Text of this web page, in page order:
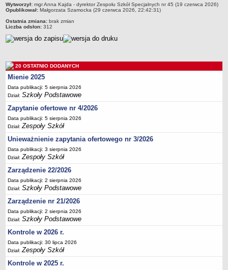
SPECJALNE OŚRODKI SZKOLNO-WYCHOWAWCZE
Specjalny Ośrodek nr 1
Specjalny Ośrodek nr 5
Statut
Majątek
Godziny dyżurów
Ogłoszenie
Zarządzenia
Kontrole
Rejestry, ewidencje, archiwa
Sprawozdania
Deklaracja dostępności
PORADNIE PSYCHOLOGICZNO-PEDAGOGICZNE
Zespół Poradni
BIURO FINANSÓW OŚWIATY
Dane podstawowe
Statut
Majątek
Godziny dyżurów
metryczka
Wytworzył: mgr Anna Kajda - dyrektor Zespołu Szkół Specjalnych nr 45 (19 czerwca 2026)
Opublikował: Małgorzata Szamocka (29 czerwca 2026, 22:42:31)
Ostatnia zmiana: brak zmian
Liczba odsłon: 312
20 OSTATNIO DODANYCH
Mienie 2025
Data publikacji: 5 sierpnia 2026
Dział:Szkoły Podstawowe
Zapytanie ofertowe nr 4/2026
Data publikacji: 5 sierpnia 2026
Dział:Zespoły Szkół
Unieważnienie zapytania ofertowego nr 3/2026
Data publikacji: 3 sierpnia 2026
Dział:Zespoły Szkół
Zarządzenie 22/2026
Data publikacji: 2 sierpnia 2026
Dział:Szkoły Podstawowe
Zarządzenie nr 21/2026
Data publikacji: 2 sierpnia 2026
Dział:Szkoły Podstawowe
Kontrole w 2026 r.
Data publikacji: 30 lipca 2026
Dział:Zespoły Szkół
Kontrole w 2025 r.